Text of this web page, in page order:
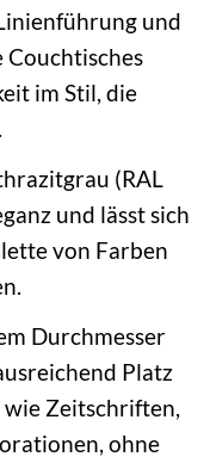
und
Couchtisches
im Stil, die
(RAL
und lässt sich
von Farben
Durchmesser
Platz
Zeitschriften,
ohne